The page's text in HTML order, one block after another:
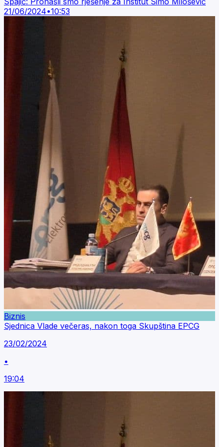
21/06/2024•10:53
Biznis
Sjednica Vlade večeras, nakon toga Skupština EPCG
23/02/2024
•
19:04